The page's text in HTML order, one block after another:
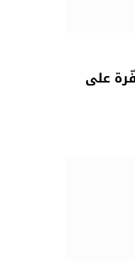
على